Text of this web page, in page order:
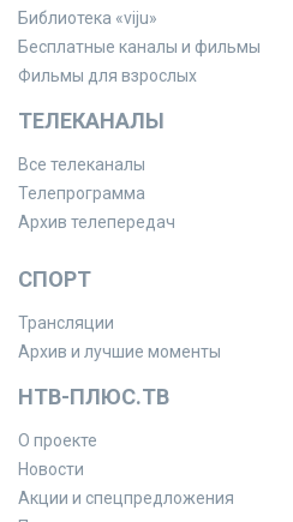
Библиотека «viju»
Бесплатные каналы и фильмы
Фильмы для взрослых
ТЕЛЕКАНАЛЫ
Все телеканалы
Телепрограмма
Архив телепередач
СПОРТ
Трансляции
Архив и лучшие моменты
НТВ-ПЛЮС.ТВ
О проекте
Новости
Акции и спецпредложения